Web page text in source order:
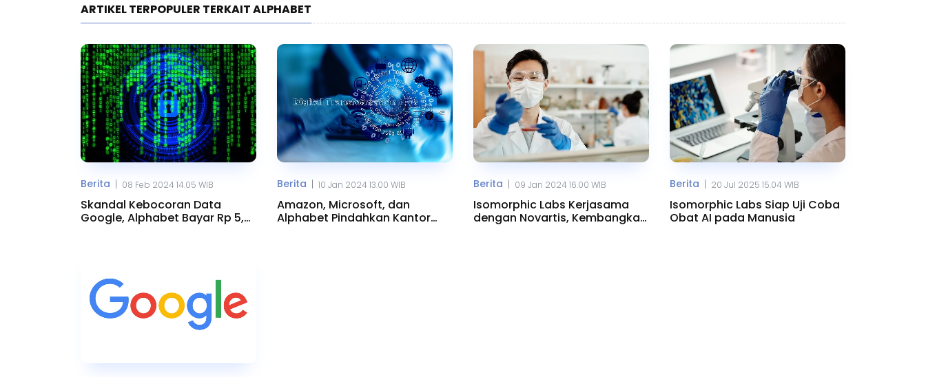
ARTIKEL TERPOPULER TERKAIT ALPHABET
Berita | 08 Feb 2024 14.05 WIB
Skandal Kebocoran Data
Google, Alphabet Bayar Rp 5,4
Berita | 10 Jan 2024 13.00 WIB
Amazon, Microsoft, dan
Alphabet Pindahkan Kantor
Berita | 09 Jan 2024 16.00 WIB
Isomorphic Labs Kerjasama
dengan Novartis, Kembangkan
Berita | 20 Jul 2025 15.04 WIB
Isomorphic Labs Siap Uji Coba
Obat AI pada Manusia